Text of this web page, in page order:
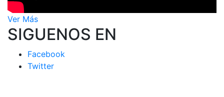
Ver Más
SIGUENOS EN
Facebook
Twitter